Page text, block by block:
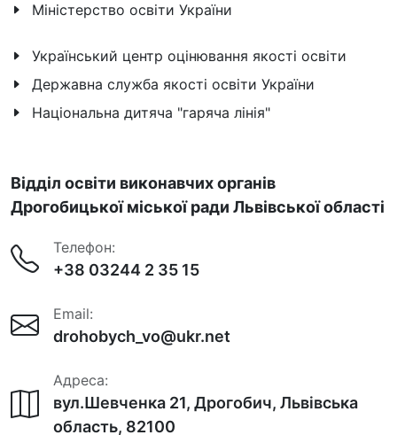
Міністерство освіти України
Український центр оцінювання якості освіти
Державна служба якості освіти України
Національна дитяча "гаряча лінія"
Відділ освіти виконавчих органів
Дрогобицької міської ради Львівської області
Телефон:
+38 03244 2 35 15
Email:
drohobych_vo@ukr.net
Адреса:
вул.Шевченка 21, Дрогобич, Львівська
область, 82100